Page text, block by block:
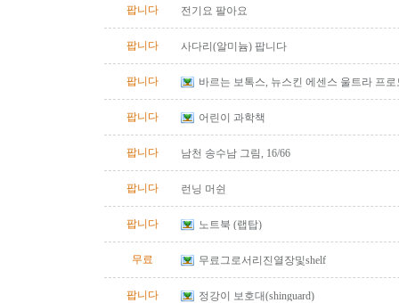
팝니다 전기요 팔아요
팝니다 사다리(알미늄) 팝니다
팝니다 바르는 보톡스, 뉴스킨 에센스 울트라 프로
팝니다 어린이 과학책
팝니다 남천 송수남 그림, 16/66
팝니다 런닝 머쉰
팝니다 노트북 (랩탑)
무료 무료그로서리진열장및shelf
팝니다 정강이 보호대(shinguard)